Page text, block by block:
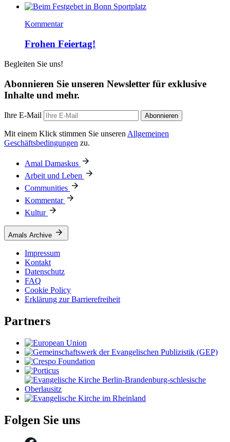
Kommentar
Frohen Feiertag!
Begleiten Sie uns!
Abonnieren Sie unseren Newsletter für exklusive
Inhalte und mehr.
Ihre E-Mail Abonnieren
Mit einem Klick stimmen Sie unseren Allgemeinen
Geschäftsbedingungen zu.
Amal Damaskus
Arbeit und Leben
Communities
Kommentar
Kultur
Amals Archive
Impressum
Kontakt
Datenschutz
FAQ
Cookie Policy
Erklärung zur Barrierefreiheit
Partners
Folgen Sie uns